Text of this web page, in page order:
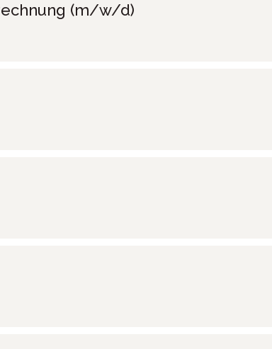
(m/w/d)